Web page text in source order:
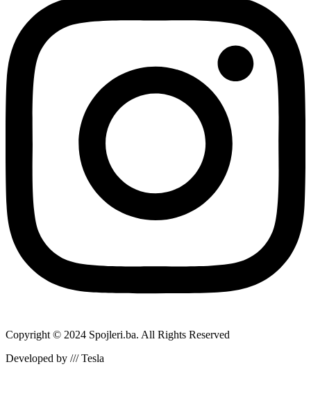
Copyright © 2024 Spojleri.ba. All Rights Reserved
Developed by /// Tesla